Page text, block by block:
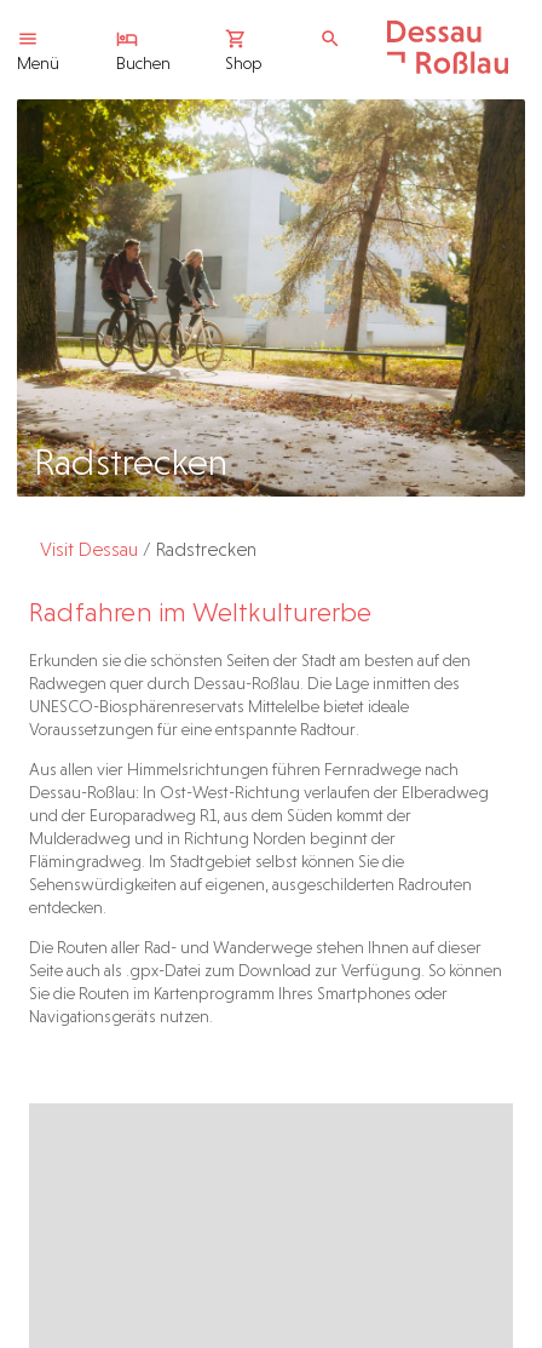
Menü Buchen Shop
Radstrecken
Visit Dessau / Radstrecken
Radfahren im Weltkulturerbe
Erkunden sie die schönsten Seiten der Stadt am besten auf den
Radwegen quer durch Dessau-Roßlau. Die Lage inmitten des
UNESCO-Biosphärenreservats Mittelelbe bietet ideale
Voraussetzungen für eine entspannte Radtour.
Aus allen vier Himmelsrichtungen führen Fernradwege nach
Dessau-Roßlau: In Ost-West-Richtung verlaufen der Elberadweg
und der Europaradweg R1, aus dem Süden kommt der
Mulderadweg und in Richtung Norden beginnt der
Flämingradweg. Im Stadtgebiet selbst können Sie die
Sehenswürdigkeiten auf eigenen, ausgeschilderten Radrouten
entdecken.
Die Routen aller Rad- und Wanderwege stehen Ihnen auf dieser
Seite auch als .gpx-Datei zum Download zur Verfügung. So können
Sie die Routen im Kartenprogramm Ihres Smartphones oder
Navigationsgeräts nutzen.